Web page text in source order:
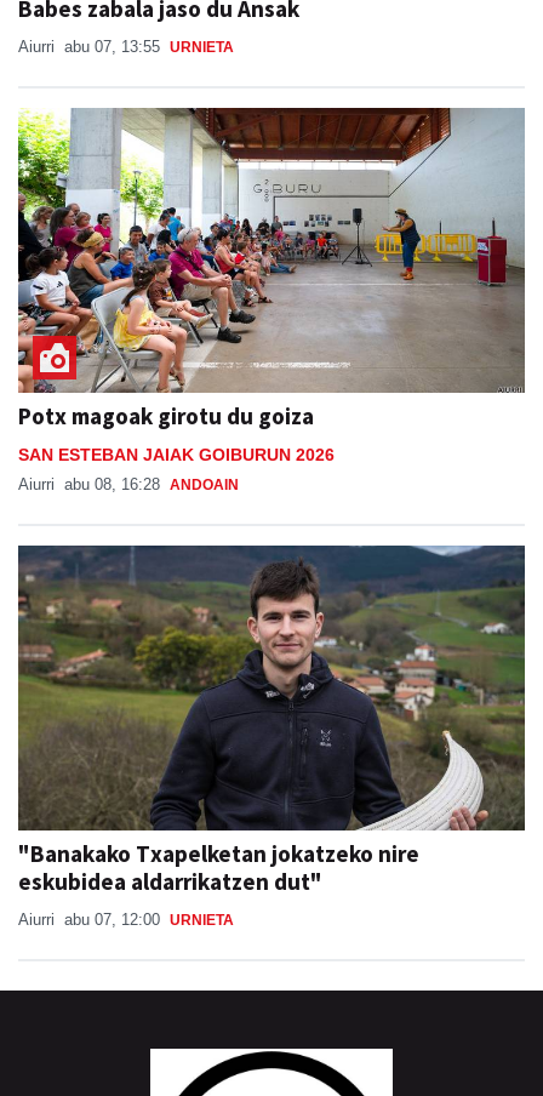
Babes zabala jaso du Ansak
Aiurri abu 07, 13:55 URNIETA
Potx magoak girotu du goiza
SAN ESTEBAN JAIAK GOIBURUN 2026
Aiurri abu 08, 16:28 ANDOAIN
"Banakako Txapelketan jokatzeko nire
eskubidea aldarrikatzen dut"
Aiurri abu 07, 12:00 URNIETA